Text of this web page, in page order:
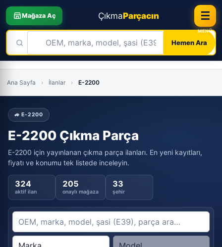
Mağaza Aç ÇıkmaParçacın
Hemen Ara
☰
to
content
Ana Sayfa › İlanlar › E-2200
🚙 E-2200
E-2200 Çıkma Parça
E-2200 için yayınlanan çıkma parça ilanları. En yeni kayıtları,
fiyatı ve konumu tek listede inceleyin.
324
aktif ilan
205
onaylı mağaza
33
şehir